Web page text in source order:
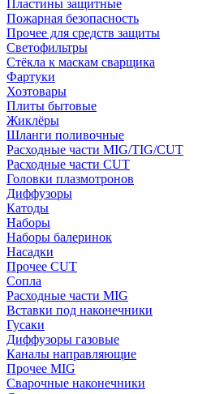
Пластины защитные
Пожарная безопасность
Прочее для средств защиты
Светофильтры
Стёкла к маскам сварщика
Фартуки
Хозтовары
Плиты бытовые
Жиклёры
Шланги поливочные
Расходные части MIG/TIG/CUT
Расходные части CUT
Головки плазмотронов
Диффузоры
Катоды
Наборы
Наборы балеринок
Насадки
Прочее CUT
Сопла
Расходные части MIG
Вставки под наконечники
Гусаки
Диффузоры газовые
Каналы направляющие
Прочее MIG
Сварочные наконечники